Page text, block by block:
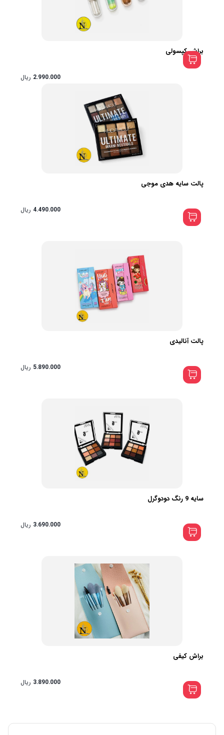
براش کپسولی
2.990.000 ریال
پالت سایه هدی موجی
4.490.000 ریال
پالت آنالیدی
5.890.000 ریال
سایه 9 رنگ دودوگرل
3.690.000 ریال
براش کیفی
3.890.000 ریال